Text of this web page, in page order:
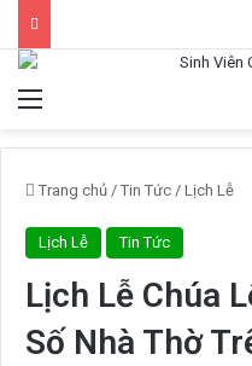
Menu
Trang chủ / Tin Tức / Lịch Lễ
Lịch Lễ Tin Tức
Lịch Lễ Chúa
Số Nhà Thờ